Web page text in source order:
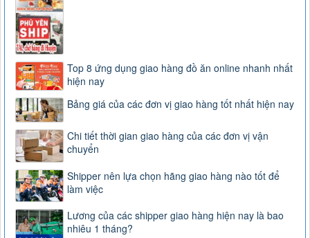
Top 8 ứng dụng giao hàng đồ ăn online nhanh nhất
hiện nay
Bảng giá của các đơn vị giao hàng tốt nhất hiện nay
Chi tiết thời gian giao hàng của các đơn vị vận
chuyển
Shipper nên lựa chọn hãng giao hàng nào tốt để
làm việc
Lương của các shipper giao hàng hiện nay là bao
nhiêu 1 tháng?